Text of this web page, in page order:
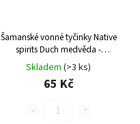
Šamanské vonné tyčinky Native
spirits Duch medvěda -
santalové dřevo
Skladem (>3 ks)
65 Kč